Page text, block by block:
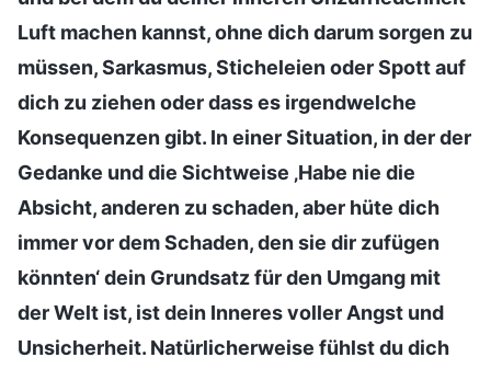
Luft machen kannst, ohne dich darum sorgen zu
müssen, Sarkasmus, Sticheleien oder Spott auf
dich zu ziehen oder dass es irgendwelche
Konsequenzen gibt. In einer Situation, in der der
Gedanke und die Sichtweise ‚Habe nie die
Absicht, anderen zu schaden, aber hüte dich
immer vor dem Schaden, den sie dir zufügen
könnten‘ dein Grundsatz für den Umgang mit
der Welt ist, ist dein Inneres voller Angst und
Unsicherheit. Natürlicherweise fühlst du dich